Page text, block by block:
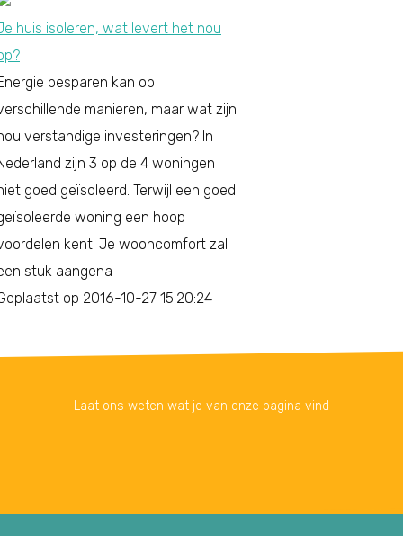
huis isoleren, wat levert het nou
besparen kan op
manieren, maar wat zijn
verstandige investeringen? In
zijn 3 op de 4 woningen
goed geïsoleerd. Terwijl een goed
woning een hoop
kent. Je wooncomfort zal
stuk aangena
op 2016-10-27 15:20:24
Laat ons weten wat je van onze pagina vind